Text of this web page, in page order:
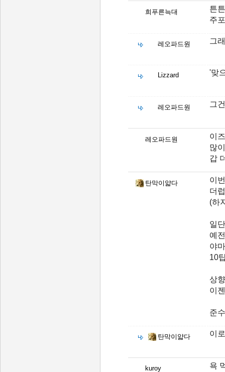
희푸른늑대
튼
주
레오파드원 그
Lizzard '맞
레오파드원 그
레오파드원
이
많
갑
탄막이얇다
이
더
(하
일
예
야
10
상
이
준
탄막이얇다 이
kuroy 욕